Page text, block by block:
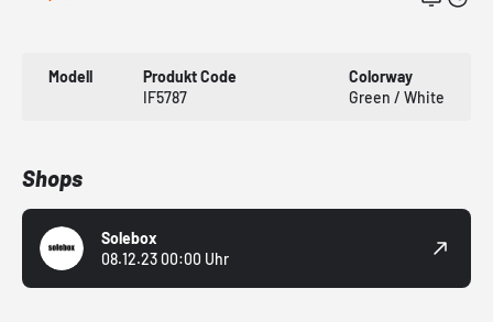
Modell
Produkt Code
IF5787
Colorway
Green / White
Shops
Solebox
08.12.23 00:00 Uhr